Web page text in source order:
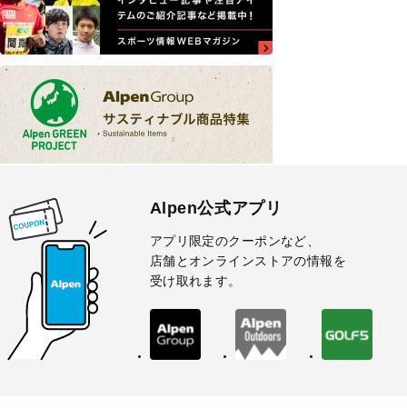
Alpen公式アプリ
アプリ限定のクーポンなど、
店舗とオンラインストアの情報を
受け取れます。